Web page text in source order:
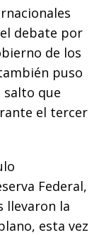
debate por
de los
puso
salto que
el tercer
Federal,
llevaron la
esta vez